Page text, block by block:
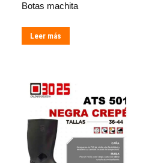
Botas machita
Leer más